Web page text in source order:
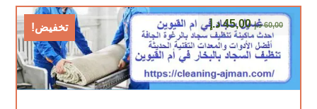
تخفيض! 60,00 د.إ 45,00 د.إ